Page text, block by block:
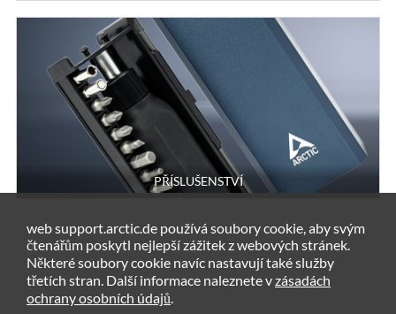
PŘÍSLUŠENSTVÍ
web support.arctic.de používá soubory cookie, aby svým
čtenářům poskytl nejlepší zážitek z webových stránek.
Některé soubory cookie navíc nastavují také služby
třetích stran. Další informace naleznete vzásadách
ochrany osobních údajů.